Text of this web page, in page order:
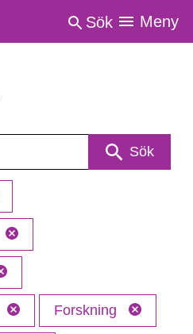
Sök Meny
Sök
Forskning